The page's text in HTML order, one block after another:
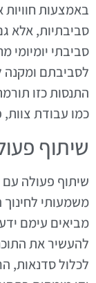
באמצעות
סביבתיות, אלא
סביבתי
לסביבתם ומקנה
התנסות כזו
כמו עבודת צוות,
שיתוף
שיתוף פעולה עם
משמעותי לחינוך
מביאים עימם
להעשיר את
לכלול סדנאות,